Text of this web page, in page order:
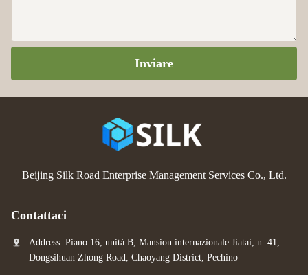
Inviare
Beijing Silk Road Enterprise Management Services Co., Ltd.
Contattaci
Address: Piano 16, unità B, Mansion internazionale Jiatai, n. 41,
Dongsihuan Zhong Road, Chaoyang District, Pechino